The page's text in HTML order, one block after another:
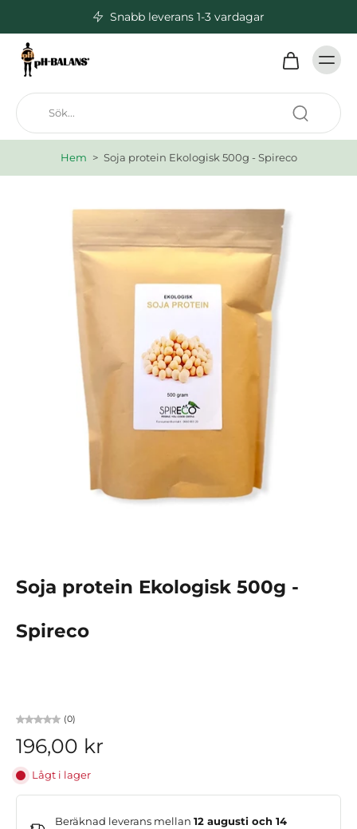
Snabb leverans 1-3 vardagar
Hem > Soja protein Ekologisk 500g - Spireco
Soja protein Ekologisk 500g -
Spireco
(0)
196,00 kr
Lågt i lager
Beräknad leverans mellan 12 augusti och 14